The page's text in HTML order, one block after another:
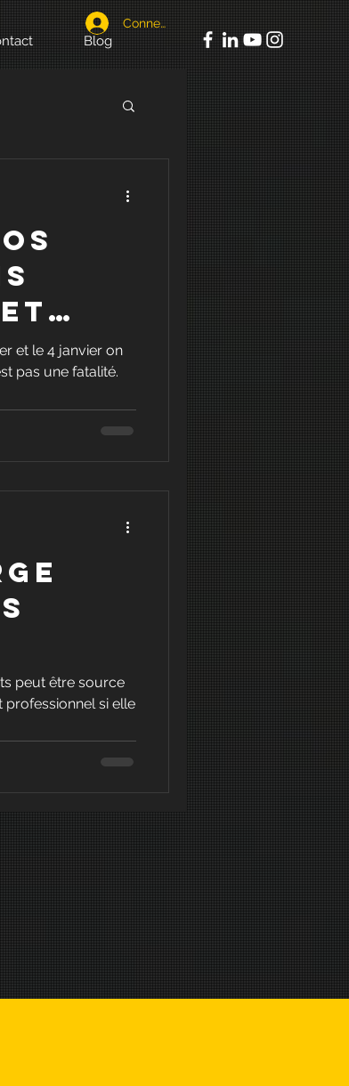
Blog
Connexion
et le 4 janvier on
pas une fatalité.
peut être source
professionnel si elle